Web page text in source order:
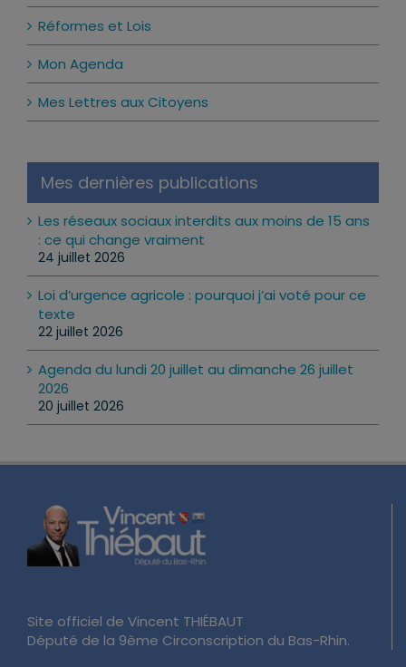
Réformes et Lois
Mon Agenda
Mes Lettres aux Citoyens
Mes dernières publications
Les réseaux sociaux interdits aux moins de 15 ans
: ce qui change vraiment
24 juillet 2026
Loi d’urgence agricole : pourquoi j’ai voté pour ce
texte
22 juillet 2026
Agenda du lundi 20 juillet au dimanche 26 juillet
2026
20 juillet 2026
Site officiel de Vincent THIÉBAUT
Député de la 9ème Circonscription du Bas-Rhin.